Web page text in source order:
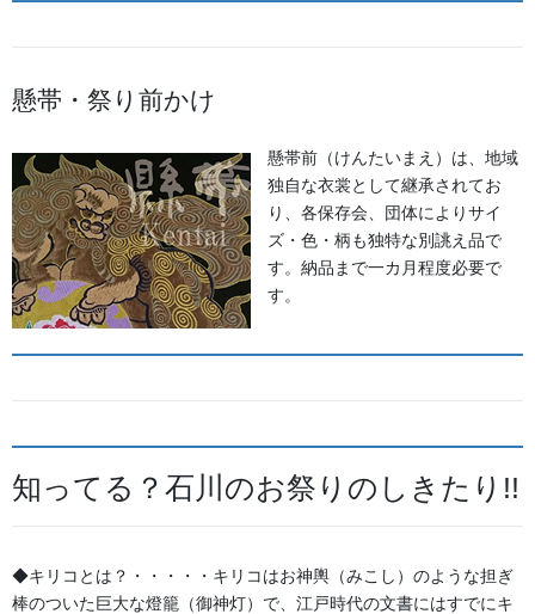
お知らせ
2026年8月
2026年7月
2026年6月
2025年7月
2025年6月
2024年11月
懸帯・祭り前かけ
懸帯前（けんたいまえ）は、地域
独自な衣裳として継承されてお
り、各保存会、団体によりサイ
ズ・色・柄も独特な別誂え品で
す。納品まで一カ月程度必要で
す。
知ってる？石川のお祭りのしきたり!!
◆キリコとは？・・・・・キリコはお神輿（みこし）のような担ぎ
棒のついた巨大な燈籠（御神灯）で、江戸時代の文書にはすでにキ